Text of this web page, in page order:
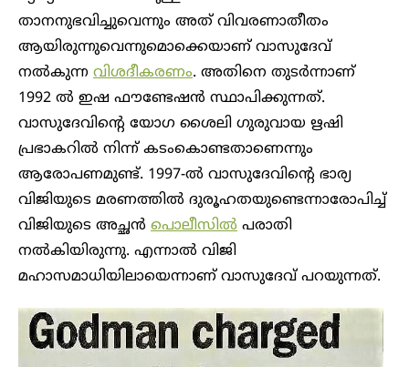
താനനുഭവിച്ചുവെന്നും അത് വിവരണാതീതം
ആയിരുന്നുവെന്നുമൊക്കെയാണ് വാസുദേവ്
നൽകുന്ന വിശദീകരണം. അതിനെ തുടർന്നാണ്
1992 ൽ ഇഷ ഫൗണ്ടേഷൻ സ്ഥാപിക്കുന്നത്.
വാസുദേവിന്റെ യോഗ ശൈലി ഗുരുവായ ഋഷി
പ്രഭാകറിൽ നിന്ന് കടംകൊണ്ടതാണെന്നും
ആരോപണമുണ്ട്. 1997-ൽ വാസുദേവിന്റെ ഭാര്യ
വിജിയുടെ മരണത്തിൽ ദുരൂഹതയുണ്ടെന്നാരോപിച്ച്
വിജിയുടെ അച്ഛൻ പൊലീസിൽ പരാതി
നൽകിയിരുന്നു. എന്നാൽ വിജി
മഹാസമാധിയിലായെന്നാണ് വാസുദേവ് പറയുന്നത്.